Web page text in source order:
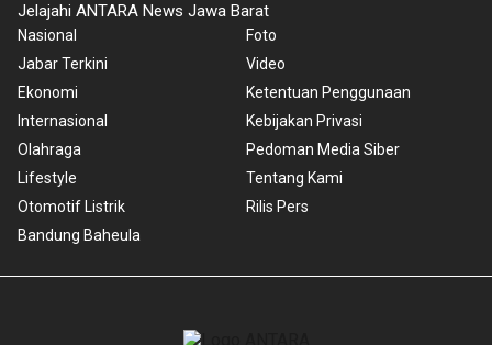
Jelajahi ANTARA News Jawa Barat
Nasional
Jabar Terkini
Ekonomi
Internasional
Olahraga
Lifestyle
Otomotif Listrik
Bandung Baheula
Foto
Video
Ketentuan Penggunaan
Kebijakan Privasi
Pedoman Media Siber
Tentang Kami
Rilis Pers